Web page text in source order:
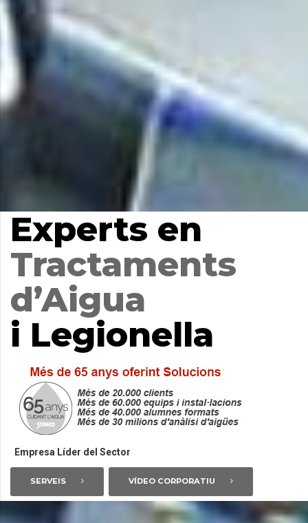
Experts en
Tractaments
d’Aigua
i Legionella
Empresa Líder del Sector
SERVEIS VÍDEO CORPORATIU